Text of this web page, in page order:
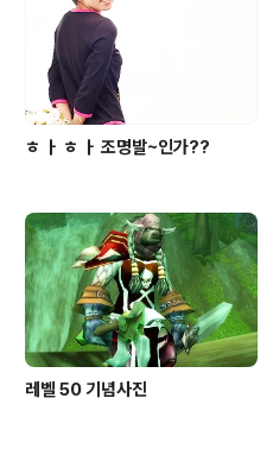
ㅎ ㅏ ㅎ ㅏ 조명발~인가??
레벨 50 기념사진